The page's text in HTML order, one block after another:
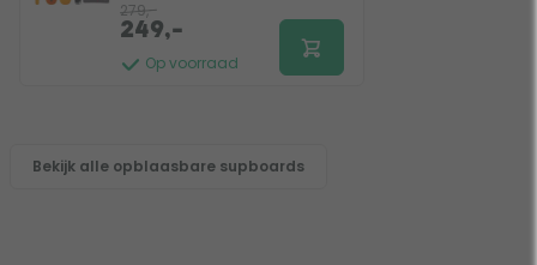
Op voorraad
279,-
249,-
Bekijk alle opblaasbare supboards